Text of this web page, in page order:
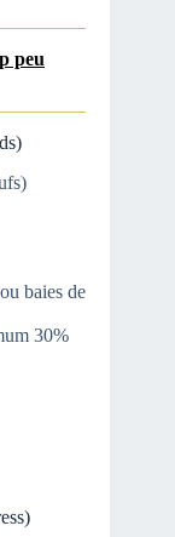
peu
baies de
30%